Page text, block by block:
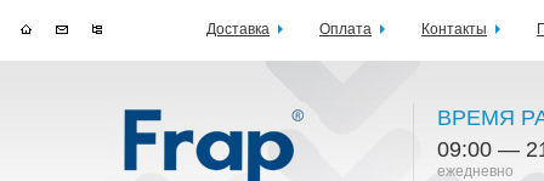
ВРЕМЯ
09:00 —
ежедневно
Доставка Оплата Контакты